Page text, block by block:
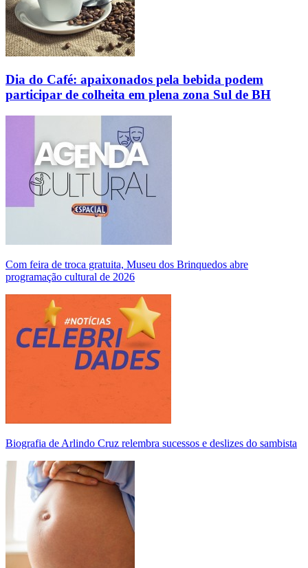
Dia do Café: apaixonados pela bebida podem
participar de colheita em plena zona Sul de BH
Com feira de troca gratuita, Museu dos Brinquedos abre
programação cultural de 2026
Biografia de Arlindo Cruz relembra sucessos e deslizes do sambista